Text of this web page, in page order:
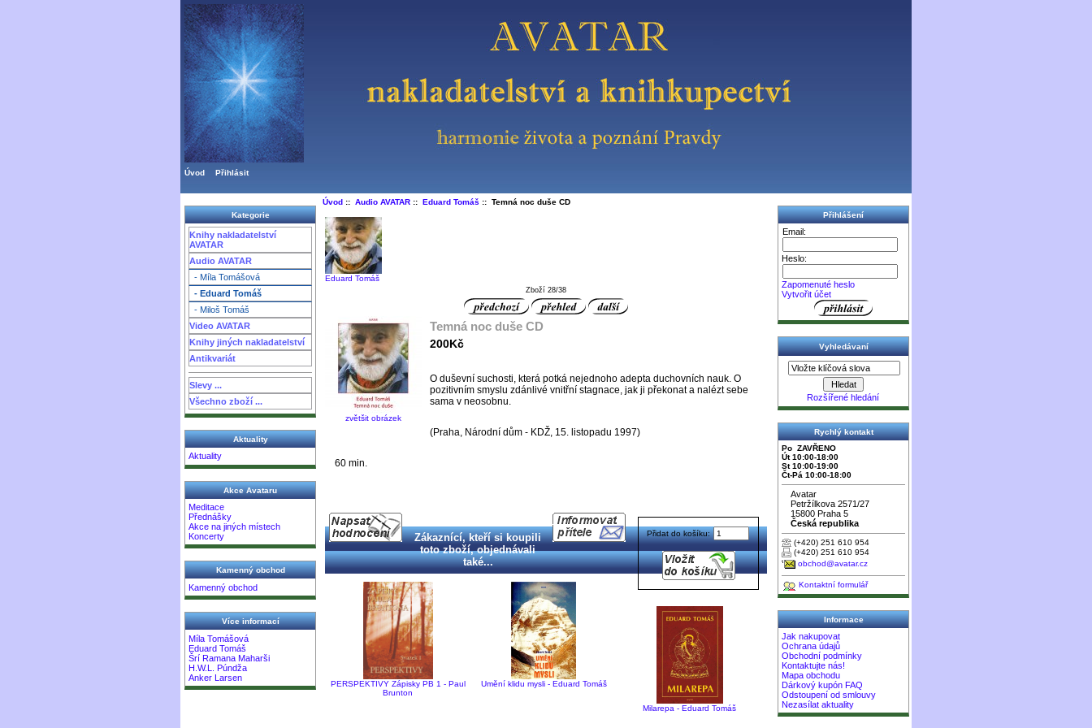
Úvod Přihlásit
Kategorie
Knihy nakladatelství
AVATAR
Audio AVATAR
- Míla Tomášová
- Eduard Tomáš
- Miloš Tomáš
Video AVATAR
Knihy jiných nakladatelství
Antikvariát
Slevy ...
Všechno zboží ...
Aktuality
Aktuality
Akce Avataru
Meditace
Přednášky
Akce na jiných místech
Koncerty
Kamenný obchod
Kamenný obchod
Více informací
Míla Tomášová
Eduard Tomáš
Šrí Ramana Maharši
H.W.L. Púndža
Anker Larsen
Úvod:: Audio AVATAR:: Eduard Tomáš :: Temná noc duše CD
Eduard Tomáš
Zboží 28/38
zvětšit obrázek
Temná noc duše CD
200Kč
O duševní suchosti, která potká nejednoho adepta duchovních nauk. O
pozitivním smyslu zdánlivé vnitřní stagnace, jak ji překonat a nalézt sebe
sama v neosobnu.
(Praha, Národní dům - KDŽ, 15. listopadu 1997)
60 min.
Přidat do košíku:
Zákaznící, kteří si koupili
toto zboží, objednávali
také...
PERSPEKTIVY Zápisky PB 1 - Paul
Brunton
Umění klidu mysli - Eduard Tomáš
Milarepa - Eduard Tomáš
Přihlášení
Email:
Heslo:
Zapomenuté heslo
Vytvořit účet
Vyhledávaní
Rozšířené hledání
Rychlý kontakt
Po ZAVŘENO
Út 10:00-18:00
St 10:00-19:00
Čt-Pá 10:00-18:00
Avatar
Petržílkova 2571/27
15800 Praha 5
Česká republika
(+420) 251 610 954
(+420) 251 610 954
obchod@avatar.cz
Kontaktní formulář
Informace
Jak nakupovat
Ochrana údajů
Obchodní podmínky
Kontaktujte nás!
Mapa obchodu
Dárkový kupón FAQ
Odstoupení od smlouvy
Nezasílat aktuality